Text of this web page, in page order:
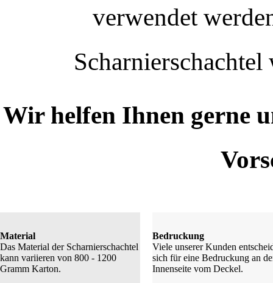
verwendet
Wir helfen Ihnen gerne
Material
Das Material der Scharnierschachtel
kann variieren von 800 - 1200
Gramm Karton.
Bedruckung
Viele unserer Kunden
sich für eine Bedruckung an
Innenseite vom Deckel.